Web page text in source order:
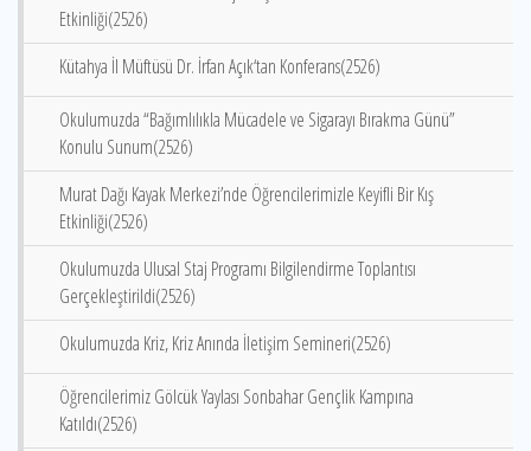
Etkinliği(2526)
Kütahya İl Müftüsü Dr. İrfan Açık‘tan Konferans(2526)
Okulumuzda “Bağımlılıkla Mücadele ve Sigarayı Bırakma Günü”
Konulu Sunum(2526)
Murat Dağı Kayak Merkezi’nde Öğrencilerimizle Keyifli Bir Kış
Etkinliği(2526)
Okulumuzda Ulusal Staj Programı Bilgilendirme Toplantısı
Gerçekleştirildi(2526)
Okulumuzda Kriz, Kriz Anında İletişim Semineri(2526)
Öğrencilerimiz Gölcük Yaylası Sonbahar Gençlik Kampına
Katıldı(2526)